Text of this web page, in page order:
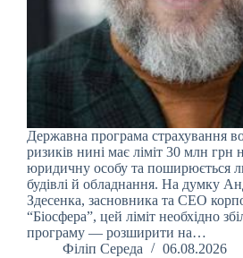
Державна програма страхування
ризиків нині має ліміт 30 млн грн
юридичну особу та поширюється
будівлі й обладнання. На думку
Здесенка, засновника та CEO
“Біосфера”, цей ліміт необхідно
програму — розширити на…
Філіп Середа
06.08.2026